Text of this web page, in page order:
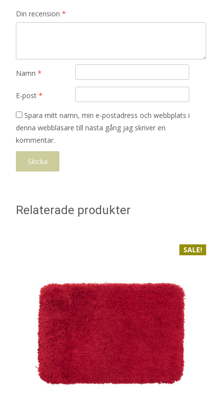
Din recension *
Namn *
E-post *
Spara mitt namn, min e-postadress och webbplats i
denna webbläsare till nästa gång jag skriver en
kommentar.
Relaterade produkter
SALE!